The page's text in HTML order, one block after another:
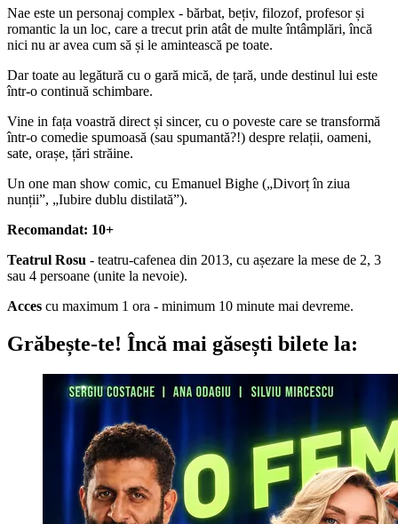
Nae este un personaj complex - bărbat, bețiv, filozof, profesor și
romantic la un loc, care a trecut prin atât de multe întâmplări, încă
nici nu ar avea cum să și le amintească pe toate.
Dar toate au legătură cu o gară mică, de țară, unde destinul lui este
într-o continuă schimbare.
Vine in fața voastră direct și sincer, cu o poveste care se transformă
într-o comedie spumoasă (sau spumantă?!) despre relații, oameni,
sate, orașe, țări străine.
Un one man show comic, cu Emanuel Bighe („Divorț în ziua
nunții”, „Iubire dublu distilată”).
Recomandat: 10+
Teatrul Rosu - teatru-cafenea din 2013, cu așezare la mese de 2, 3
sau 4 persoane (unite la nevoie).
Acces cu maximum 1 ora - minimum 10 minute mai devreme.
Grăbește-te! Încă mai găsești bilete la: